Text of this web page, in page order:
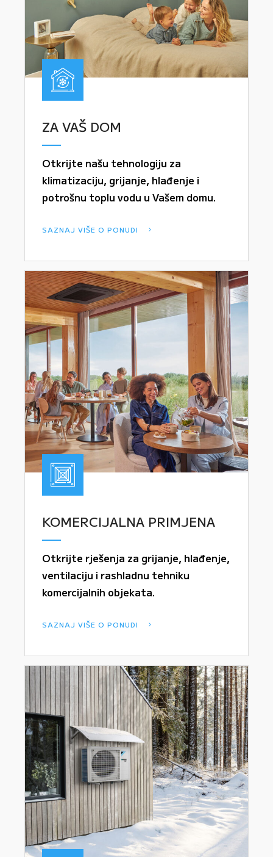
ZA VAŠ DOM
Otkrijte našu tehnologiju za
klimatizaciju, grijanje, hlađenje i
potrošnu toplu vodu u Vašem domu.
SAZNAJ VIŠE O PONUDI
KOMERCIJALNA PRIMJENA
Otkrijte rješenja za grijanje, hlađenje,
ventilaciju i rashladnu tehniku
komercijalnih objekata.
SAZNAJ VIŠE O PONUDI